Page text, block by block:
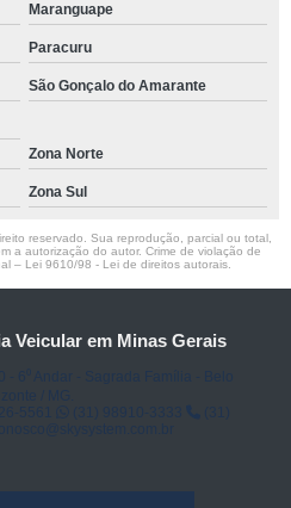
Maranguape
Paracuru
São Gonçalo do Amarante
Zona Norte
Zona Sul
reservado. Sua reprodução, parcial ou total,
a autorização do autor. Crime de violação de
– Lei 9610/98 - Lei de direitos autorais
Veicular em Minas Gerais